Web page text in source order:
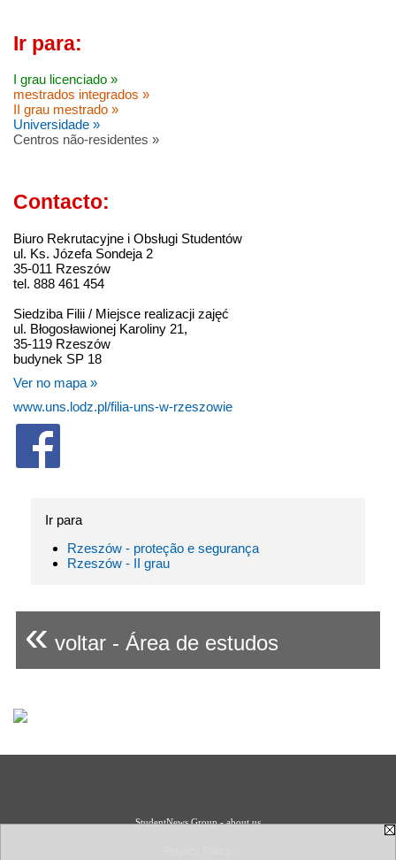
Ir para:
I grau licenciado »
mestrados integrados »
II grau mestrado »
Universidade »
Centros não-residentes »
Contacto:
Biuro Rekrutacyjne i Obsługi Studentów
ul. Ks. Józefa Sondeja 2
35-011 Rzeszów
tel. 888 461 454
Siedziba Filii / Miejsce realizacji zajęć
ul. Błogosławionej Karoliny 21,
35-119 Rzeszów
budynek SP 18
Ver no mapa »
www.uns.lodz.pl/filia-uns-w-rzeszowie
Ir para
Rzeszów - proteção e segurança
Rzeszów - II grau
« voltar - Área de estudos
StudentNews Group - about us